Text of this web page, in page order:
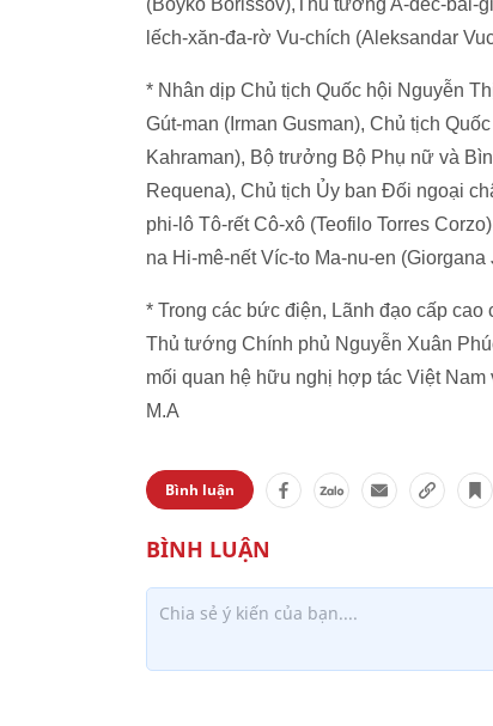
(Boyko Borissov),Thủ tướng A-déc-bai-
lếch-xăn-đa-rờ Vu-chích (Aleksandar
* Nhân dịp Chủ tịch Quốc hội Nguyễn
Gút-man (Irman Gusman), Chủ tịch
Kahraman), Bộ trưởng Bộ Phụ nữ và
Requena), Chủ tịch Ủy ban Đối ngoại
phi-lô Tô-rết Cô-xô (Teofilo Torres
na Hi-mê-nết Víc-to Ma-nu-en
* Trong các bức điện, Lãnh đạo cấp
Thủ tướng Chính phủ Nguyễn Xuân
mối quan hệ hữu nghị hợp tác Việt
M.A
Bình luận